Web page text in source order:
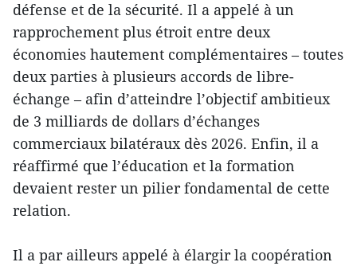
défense et de la sécurité. Il a appelé à un
rapprochement plus étroit entre deux
économies hautement complémentaires – toutes
deux parties à plusieurs accords de libre-
échange – afin d’atteindre l’objectif ambitieux
de 3 milliards de dollars d’échanges
commerciaux bilatéraux dès 2026. Enfin, il a
réaffirmé que l’éducation et la formation
devaient rester un pilier fondamental de cette
relation.
Il a par ailleurs appelé à élargir la coopération